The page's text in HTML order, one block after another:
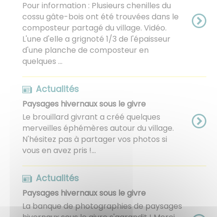
Pour information : Plusieurs chenilles du
cossu gâte-bois ont été trouvées dans le
composteur partagé du village. Vidéo.
L'une d'elle a grignoté 1/3 de l'épaisseur
d'une planche de composteur en
quelques ...
Actualités
Paysages hivernaux sous le givre
Le brouillard givrant a créé quelques
merveilles éphémères autour du village.
N'hésitez pas à partager vos photos si
vous en avez pris ! ​​​​​​​ ...
Actualités
Paysages hivernaux sous le givre
La banque de photographies de paysages